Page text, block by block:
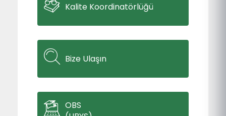
Kalite Koordinatörlüğü
Bize Ulaşın
OBS